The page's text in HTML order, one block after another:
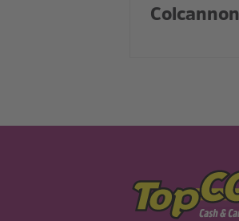
Colcannon